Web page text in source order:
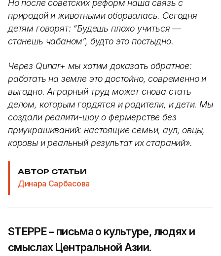
Но после советских реформ наша связь с
природой и животными оборвалась. Сегодня
детям говорят: “Будешь плохо учиться —
станешь чабаном”, будто это постыдно.
Через Qunar+ мы хотим доказать обратное:
работать на земле это достойно, современно и
выгодно. Аграрный труд может снова стать
делом, которым гордятся и родители, и дети. Мы
создали реалити-шоу о фермерстве без
приукрашиваний: настоящие семьи, аул, овцы,
коровы и реальный результат их стараний».
АВТОР СТАТЬИ
Динара Сарбасова
STEPPE – письма о культуре, людях и
смыслах Центральной Азии.